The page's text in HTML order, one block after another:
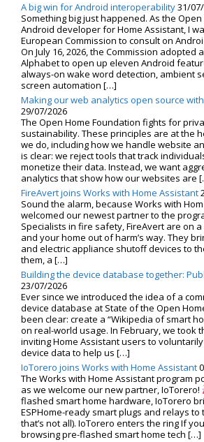
A big win for Android interoperability31/
Something big just happened. As the Open
Android developer for Home Assistant, I
European Commission to consult on
On July 16, 2026, the Commission adopted
Alphabet to open up eleven Android
always-on wake word detection, ambient
screen automation […]
Making our web analytics open source
29/07/2026
The Open Home Foundation fights for
sustainability. These principles are at the
we do, including how we handle website
is clear: we reject tools that track
monetize their data. Instead, we want
analytics that show how our websites are
FireAvert joins Works with Home Assistant
Sound the alarm, because Works with
welcomed our newest partner to the
Specialists in fire safety, FireAvert are on
and your home out of harm’s way. They
and electric appliance shutoff devices to
them, a […]
Building the device database together:
23/07/2026
Ever since we introduced the idea of a
device database at State of the Open
been clear: create a “Wikipedia of smart
on real-world usage. In February, we took
inviting Home Assistant users to
device data to help us […]
IoTorero joins Works with Home Assistant
The Works with Home Assistant program
as we welcome our new partner, IoTorero!
flashed smart home hardware, IoTorero
ESPHome-ready smart plugs and relays to
that’s not all). IoTorero enters the ring If
browsing pre-flashed smart home tech […]